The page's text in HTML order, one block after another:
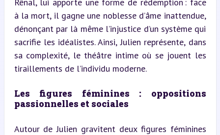
à la mort, il gagne une noblesse d’âme inattendue,
dénonçant par là même l’injustice d’un système qui
sacrifie les idéalistes. Ainsi, Julien représente, dans
sa complexité, le théâtre intime où se jouent les
tiraillements de l’individu moderne.
Les figures féminines : oppositions
passionnelles et sociales
Autour de Julien gravitent deux figures féminines